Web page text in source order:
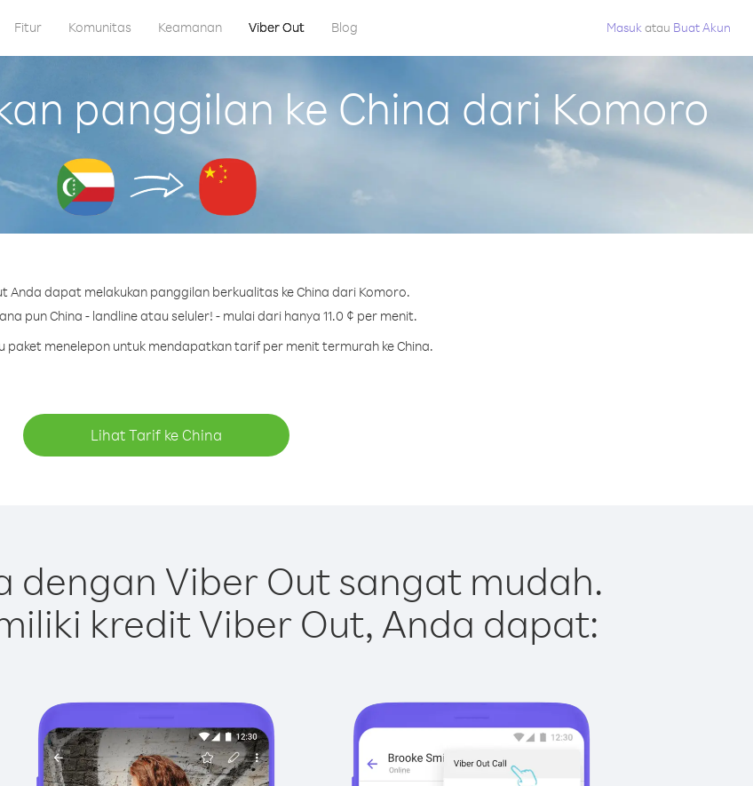
Fitur Komunitas Keamanan Viber Out Blog Masuk atau Buat Akun
panggilan ke China dari Komoro
Anda dapat melakukan panggilan berkualitas ke China dari Komoro.
pun China - landline atau seluler! - mulai dari hanya 11.0 ¢ per menit.
paket menelepon untuk mendapatkan tarif per menit termurah ke China.
Lihat Tarif ke China
dengan Viber Out sangat mudah.
kredit Viber Out, Anda dapat: